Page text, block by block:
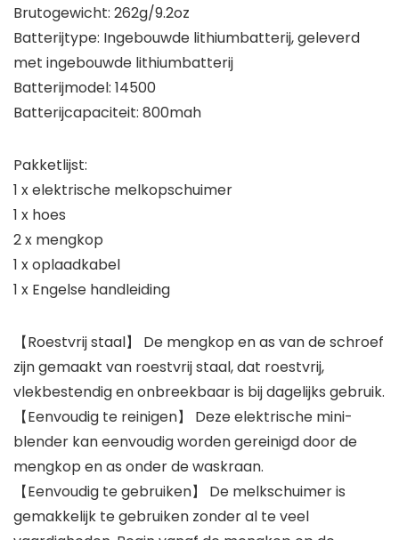
Brutogewicht: 262g/9.2oz
Batterijtype: Ingebouwde lithiumbatterij, geleverd
met ingebouwde lithiumbatterij
Batterijmodel: 14500
Batterijcapaciteit: 800mah
Pakketlijst:
1 x elektrische melkopschuimer
1 x hoes
2 x mengkop
1 x oplaadkabel
1 x Engelse handleiding
【Roestvrij staal】 De mengkop en as van de schroef
zijn gemaakt van roestvrij staal, dat roestvrij,
vlekbestendig en onbreekbaar is bij dagelijks gebruik.
【Eenvoudig te reinigen】 Deze elektrische mini-
blender kan eenvoudig worden gereinigd door de
mengkop en as onder de waskraan.
【Eenvoudig te gebruiken】 De melkschuimer is
gemakkelijk te gebruiken zonder al te veel